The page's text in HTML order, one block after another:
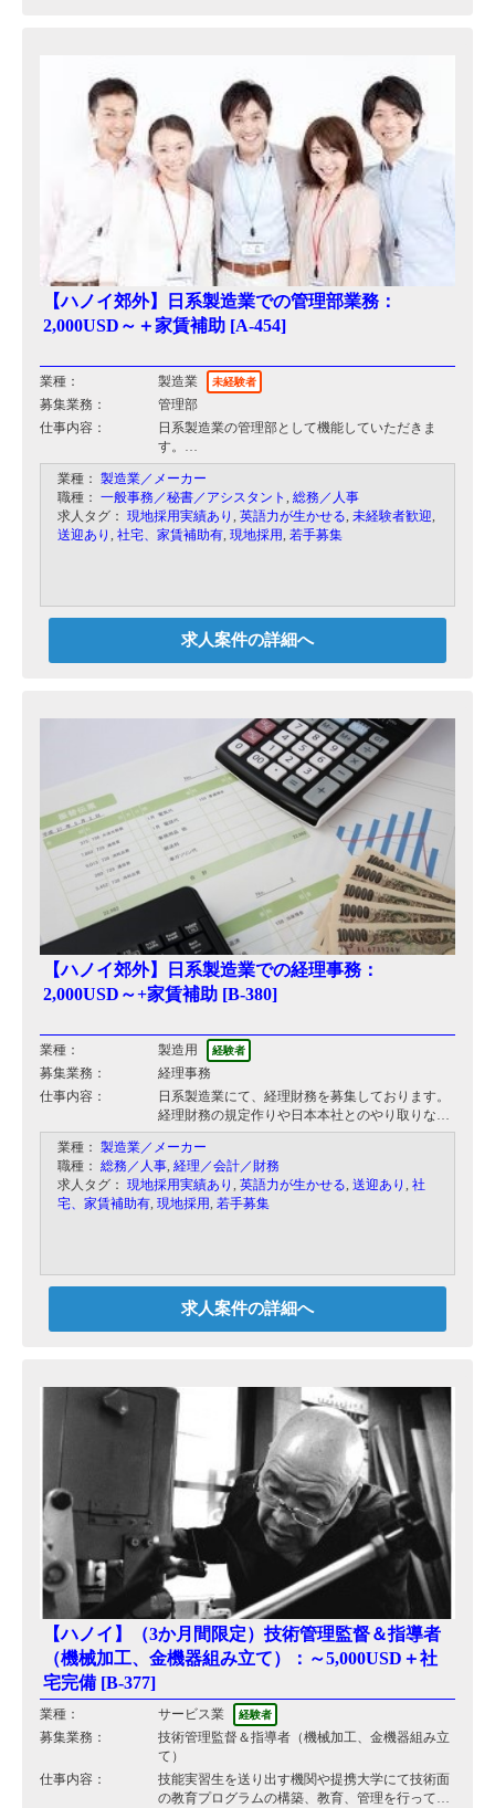
【ハノイ郊外】日系製造業での管理部業務：
2,000USD～＋家賃補助 [A-454]
業種： 製造業 未経験者
募集業務：
管理部
仕事内容：
日系製造業の管理部として機能していただきま
す。
現在の管理部には10名のスタッフが就業してお
り、役割を分担し総務人事の業務を担当していた
だきます。
スタッフのほとんどが日本語ができるので、日常
会話程度の英語力で結構です。
業種： 製造業／メーカー
職種： 一般事務／秘書／アシスタント , 総務／人事
求人タグ： 現地採用実績あり , 英語力が生かせる, 未経験者歓迎,
送迎あり , 社宅、家賃補助有, 現地採用, 若手募集
求人案件の詳細へ
【ハノイ郊外】日系製造業での経理事務：
2,000USD～+家賃補助 [B-380]
業種： 製造用 経験者
募集業務：
経理事務
仕事内容：
日系製造業にて、経理財務を募集しております。
経理財務の規定作りや日本本社とのやり取りな
ど、これまで手が付けられてない部分の構築をお
願いします。
2名のベトナム人スタッフがおりご一緒に実務を
対応しつつ、時間に余裕があれば総務人事など管
理業務も対応していただきます。
会計事務所とのやりとり（日系）
日本本社（経理）との勘定科目合わせ
その他経理財務におけるフロー・制度作り
業種： 製造業／メーカー
職種： 総務／人事 経理／会計／財務
求人タグ： 現地採用実績あり 英語力が生かせる 送迎あり
社
宅、家賃補助有 現地採用 若手募集
求人案件の詳細へ
【ハノイ】（3か月間限定）技術管理監督＆指導者
（機械加工、金機器組み立て）：～5,000USD＋社
宅完備 [B-377]
業種： サービス業 経験者
募集業務：
技術管理監督＆指導者（機械加工、金機器組み立
て）
仕事内容：
技能実習生を送り出す機関や提携大学にて技術面
の教育プログラムの構築、教育、管理を行ってい